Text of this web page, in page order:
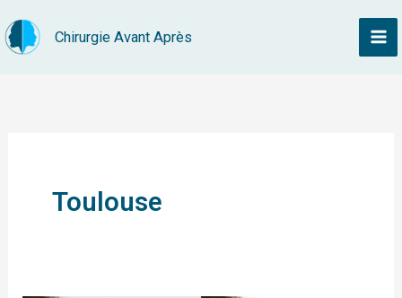
au
Chirurgie Avant Après
Toulouse